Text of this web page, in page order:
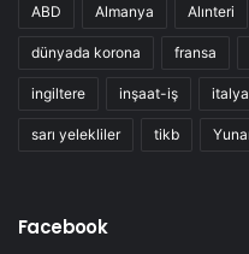
ABD Almanya Alınteri
dünyada korona fransa
ingiltere inşaat-iş italya
sarı yelekliler tikb
Facebook